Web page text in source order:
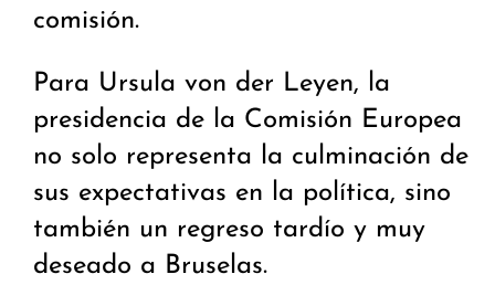
comisión.
Para Ursula von der Leyen, la
presidencia de la Comisión Europea
no solo representa la culminación de
sus expectativas en la política, sino
también un regreso tardío y muy
deseado a Bruselas.